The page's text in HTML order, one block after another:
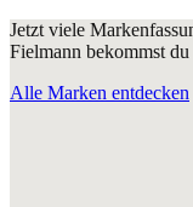
Jetzt viele
Fielmann bekommst
Alle Marken entdecken